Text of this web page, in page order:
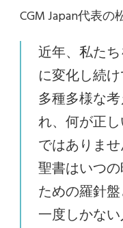
CGM Japan代表
近年、私た
に変化し続け
多種多様な
れ、何が正
ではありませ
聖書はいつ
ための羅針盤
一度しかな